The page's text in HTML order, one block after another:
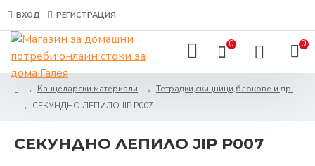
ВХОД РЕГИСТРАЦИЯ
0 0
Канцеларски материали
Тетрадки,скицници,блокове и др.
СЕКУНДНО ЛЕПИЛО JIP P007
СЕКУНДНО ЛЕПИЛО JIP P007